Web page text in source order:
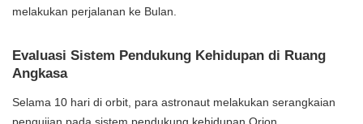
melakukan perjalanan ke Bulan.
Evaluasi Sistem Pendukung Kehidupan di Ruang
Angkasa
Selama 10 hari di orbit, para astronaut melakukan serangkaian